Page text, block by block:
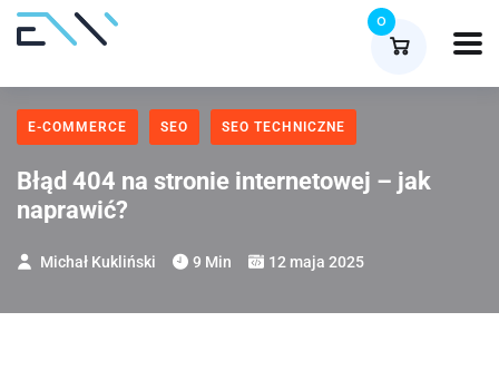
0
E-COMMERCE SEO SEO TECHNICZNE
Błąd 404 na stronie internetowej – jak
naprawić?
Michał Kukliński 9 Min 12 maja 2025